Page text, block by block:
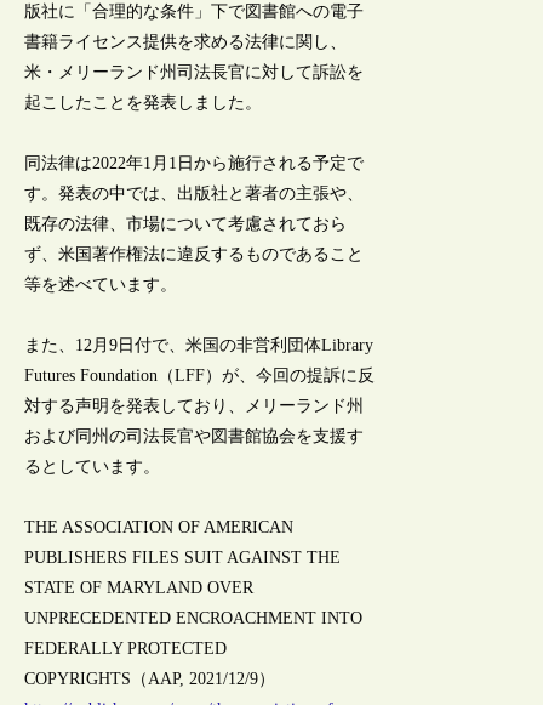
版社に「合理的な条件」下で図書館への電子
書籍ライセンス提供を求める法律に関し、
米・メリーランド州司法長官に対して訴訟を
起こしたことを発表しました。
同法律は2022年1月1日から施行される予定で
す。発表の中では、出版社と著者の主張や、
既存の法律、市場について考慮されておら
ず、米国著作権法に違反するものであること
等を述べています。
また、12月9日付で、米国の非営利団体Library
Futures Foundation（LFF）が、今回の提訴に反
対する声明を発表しており、メリーランド州
および同州の司法長官や図書館協会を支援す
るとしています。
THE ASSOCIATION OF AMERICAN
PUBLISHERS FILES SUIT AGAINST THE
STATE OF MARYLAND OVER
UNPRECEDENTED ENCROACHMENT INTO
FEDERALLY PROTECTED
COPYRIGHTS（AAP, 2021/12/9）